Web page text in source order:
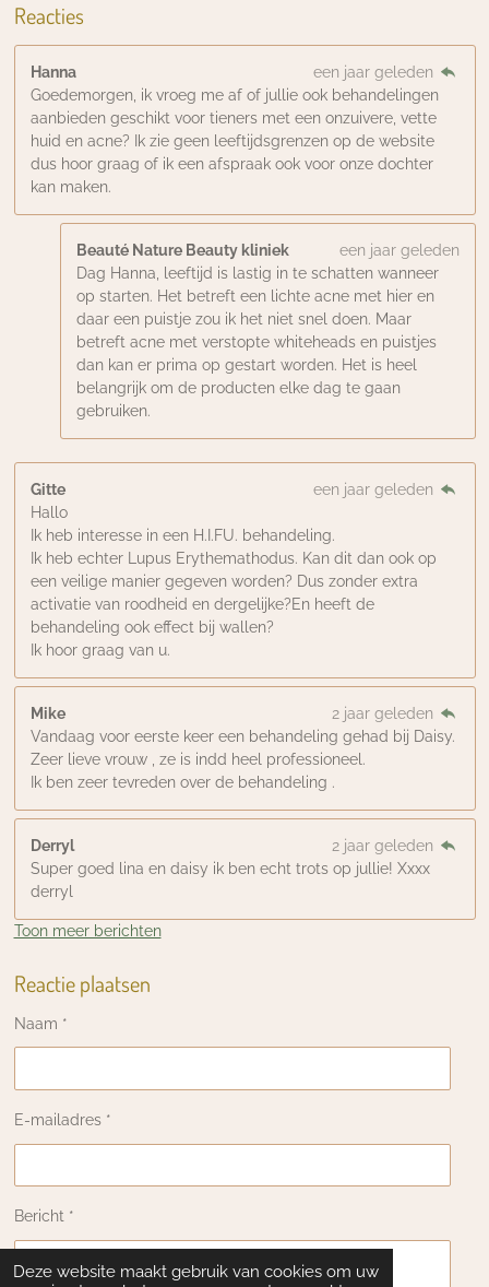
Deze website maakt gebruik van cookies om uw
Reacties
Hanna
een jaar geleden
Goedemorgen, ik vroeg me af of jullie ook behandelingen
aanbieden geschikt voor tieners met een onzuivere, vette
huid en acne? Ik zie geen leeftijdsgrenzen op de website
dus hoor graag of ik een afspraak ook voor onze dochter
kan maken.
Beauté Nature Beauty kliniek
een jaar geleden
Dag Hanna, leeftijd is lastig in te schatten wanneer
op starten. Het betreft een lichte acne met hier en
daar een puistje zou ik het niet snel doen. Maar
betreft acne met verstopte whiteheads en puistjes
dan kan er prima op gestart worden. Het is heel
belangrijk om de producten elke dag te gaan
gebruiken.
Gitte
een jaar geleden
Hallo
Ik heb interesse in een H.I.FU. behandeling.
Ik heb echter Lupus Erythemathodus. Kan dit dan ook op
een veilige manier gegeven worden? Dus zonder extra
activatie van roodheid en dergelijke?En heeft de
behandeling ook effect bij wallen?
Ik hoor graag van u.
Mike
2 jaar geleden
Vandaag voor eerste keer een behandeling gehad bij Daisy.
Zeer lieve vrouw , ze is indd heel professioneel.
Ik ben zeer tevreden over de behandeling .
Derryl
2 jaar geleden
Super goed lina en daisy ik ben echt trots op jullie! Xxxx
derryl
Toon meer berichten
Reactie plaatsen
Naam *
E-mailadres *
Bericht *